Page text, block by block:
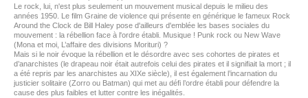
Le rock, lui, n'est plus seulement un mouvement musical depuis le milieu des
années 1950. Le film Graine de violence qui présente en générique le fameux Rock
Around the Clock de Bill Haley pose d'ailleurs d'emblée les bases sociales du
mouvement : la rébellion face à l'ordre établi. Musique ! Punk rock ou New Wave
(Mona et moi, L’affaire des divisions Morituri) ?
Mais si le noir évoque la rébellion et le désordre avec ses cohortes de pirates et
d’anarchistes (le drapeau noir était autrefois celui des pirates et il signifiait la mort ; il
a été repris par les anarchistes au XIXe siècle), il est également l’incarnation du
justicier solitaire (Zorro ou Batman) qui met au défi l’ordre établi pour défendre la
cause des plus faibles et lutter contre les inégalités.